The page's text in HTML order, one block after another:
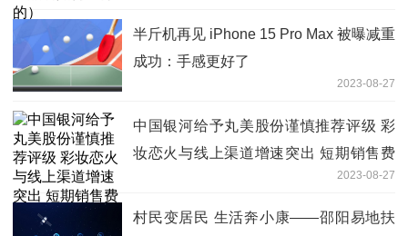
半斤机再见 iPhone 15 Pro Max 被曝减重
成功：手感更好了
2023-08-27
中国银河给予丸美股份谨慎推荐评级 彩
妆恋火与线上渠道增速突出 短期销售费
2023-08-27
村民变居民 生活奔小康——邵阳易地扶